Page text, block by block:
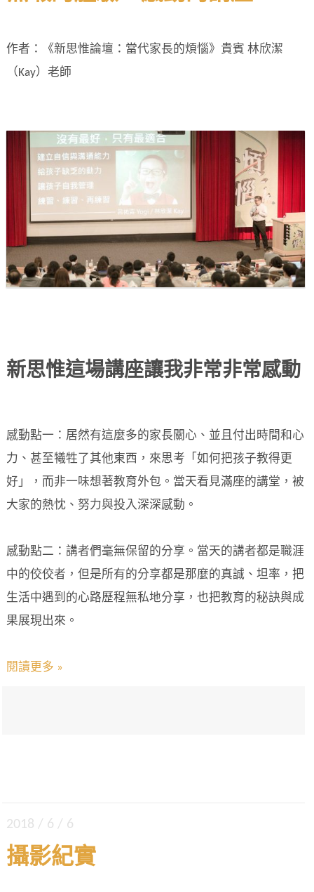
作者：《新思惟論壇：當代家長的煩惱》貴賓 林欣潔
（Kay）老師
新思惟這場講座讓我非常非常感動
感動點一：居然有這麼多的家長關心、並且付出時間和心
力、甚至犧牲了其他東西，來思考「如何把孩子教得更
好」，而非一味想著教育外包。當天看見滿座的講堂，被
大家的熱忱、努力與投入深深感動。
感動點二：講者們毫無保留的分享。當天的講者都是職涯
中的佼佼者，但是所有的分享都是那麼的真誠、坦率，把
生活中遇到的心路歷程無私地分享，也把教育的秘訣與成
果展現出來。
閱讀更多 »
2018 / 6 / 6
攝影紀實